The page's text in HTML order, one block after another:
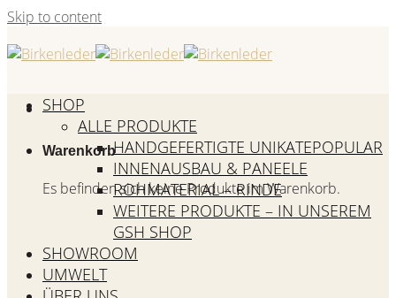
Skip to content
Warenkorb
Es befinden sich keine Produkte im Warenkorb.
SHOP
ALLE PRODUKTE
HANDGEFERTIGTE UNIKATE
INNENAUSBAU & PANEELE
ROHMATERIAL – RINDE
WEITERE PRODUKTE – IN UNSEREM
GSH SHOP
SHOWROOM
UMWELT